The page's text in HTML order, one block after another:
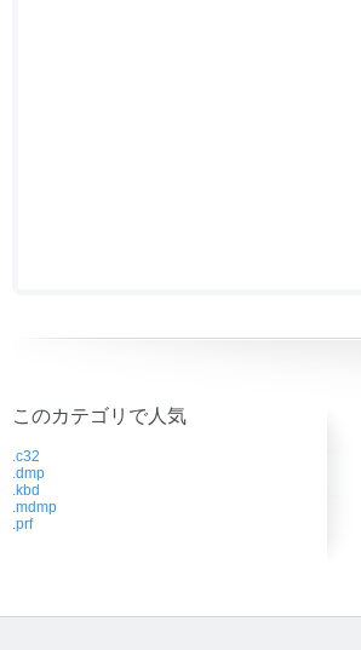
このカテゴリで人気
.c32
.dmp
.kbd
.mdmp
.prf